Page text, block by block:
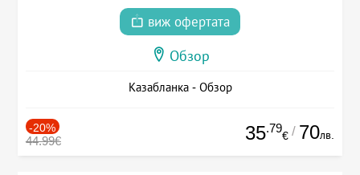
виж офертата
Обзор
Казабланка - Обзор
-20%
44.99€ 35.79
€ / 70лв.